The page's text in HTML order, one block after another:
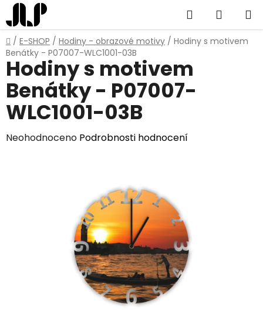
Přejít
na
obsah
Hledat
KOŠÍK
Domů
/ E-SHOP / Hodiny - obrazové motivy / Hodiny s motivem
Benátky - P07007-WLC1001-03B
Hodiny s motivem
Benátky - P07007-
WLC1001-03B
Průměrné
Neohodnoceno Podrobnosti hodnocení